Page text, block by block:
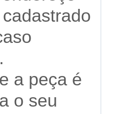
a peça é
o seu